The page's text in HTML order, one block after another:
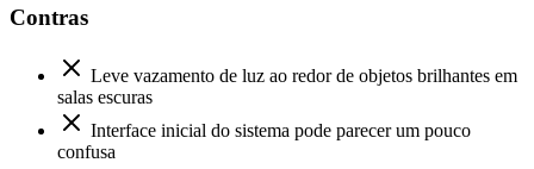
Contras
Leve vazamento de luz ao redor de objetos brilhantes em
salas escuras
Interface inicial do sistema pode parecer um pouco
confusa